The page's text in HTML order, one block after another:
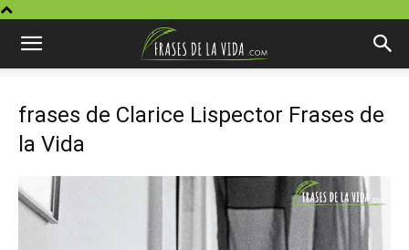
frases de Clarice Lispector Frases de
la Vida